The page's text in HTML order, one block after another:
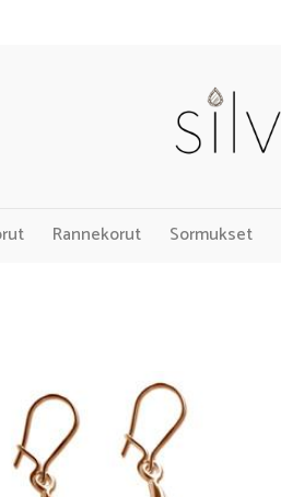
Rannekorut Sormukset
Wishlist